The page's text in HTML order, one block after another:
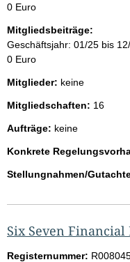
0 Euro
Mitgliedsbeiträge:
Geschäftsjahr: 01/25 bis
0 Euro
Mitglieder: keine
Mitgliedschaften: 16
Aufträge: keine
Konkrete
Stellungnahmen/
Six Seven
Registernummer: